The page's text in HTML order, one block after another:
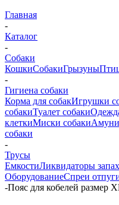
Главная
-
Каталог
-
Собаки
КошкиСобакиГрызуны
-
Гигиена собаки
Корма для собакИгрушки
собакиТуалет собаки
клеткиМиски собаки
собаки
-
Трусы
ЕмкостиЛиквидаторы
ОборудованиеСпреи
-Пояс для кобелей размер